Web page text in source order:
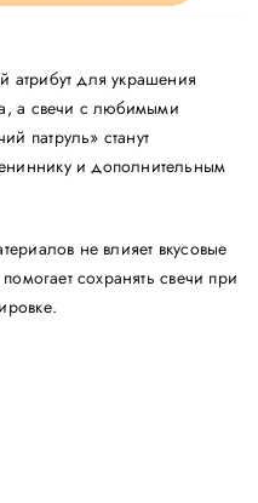
для украшения
а свечи с любимыми
патруль» станут
и дополнительным
не влияет вкусовые
сохранять свечи при